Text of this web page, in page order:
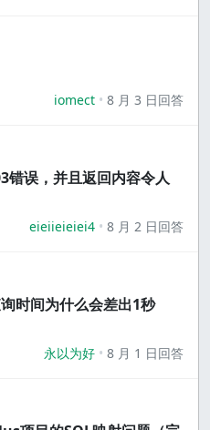
iomect 8 月 3 日回答
错误，并且返回内容令人
eieiieieiei4 8 月 2 日回答
时间为什么会差出1秒
永以为好 8 月 1 日回答